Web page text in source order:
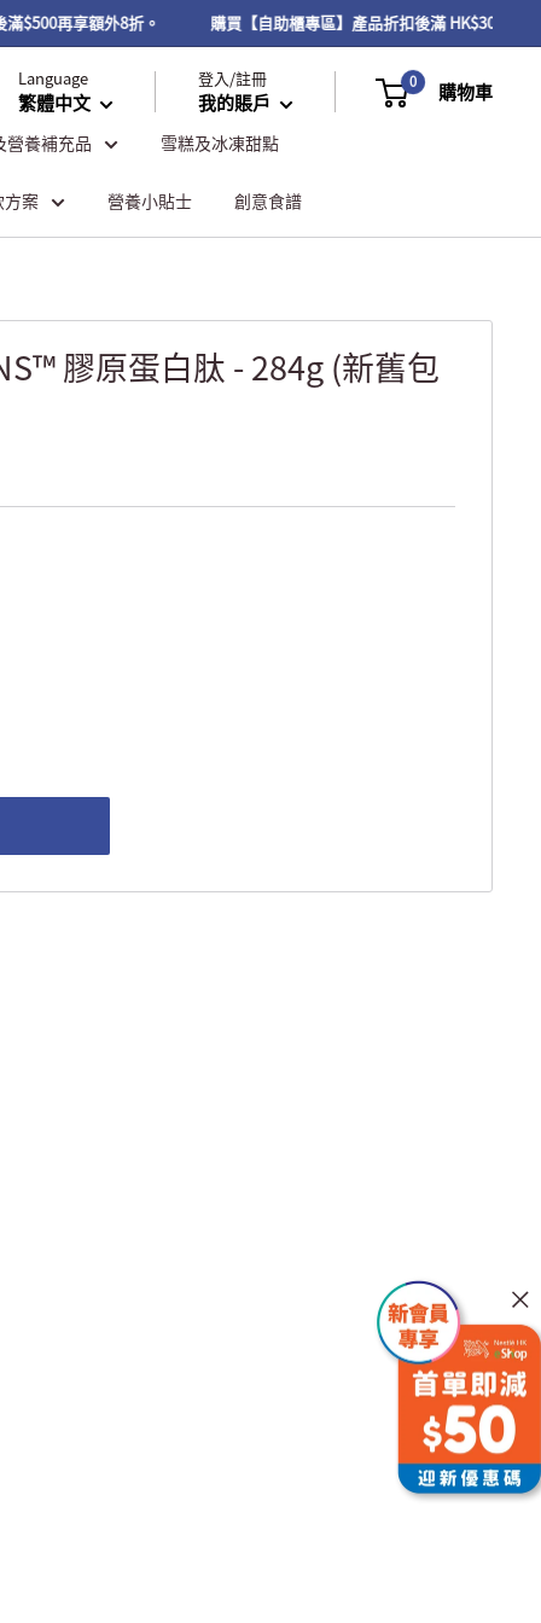
$500再享額外8折。 購買【自助櫃專區】產品折扣後滿 HK$300或以
Language
繁體中文
登入/註冊
我的賬戶
0 購物車
營養補充品 雪糕及冰凍甜點
方案 營養小貼士 創意食譜
膠原蛋白肽 - 284g (新舊包